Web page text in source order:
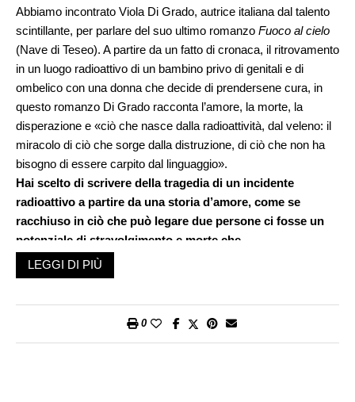
Abbiamo incontrato Viola Di Grado, autrice italiana dal talento
scintillante, per parlare del suo ultimo romanzo Fuoco al cielo
(Nave di Teseo). A partire da un fatto di cronaca, il ritrovamento
in un luogo radioattivo di un bambino privo di genitali e di
ombelico con una donna che decide di prendersene cura, in
questo romanzo Di Grado racconta l’amore, la morte, la
disperazione e «ciò che nasce dalla radioattività, dal veleno: il
miracolo di ciò che sorge dalla distruzione, di ciò che non ha
bisogno di essere carpito dal linguaggio».
Hai scelto di scrivere della tragedia di un incidente
radioattivo a partire da una storia d’amore, come se
racchiuso in ciò che può legare due persone ci fosse un
potenziale di stravolgimento e morte che,
nell’infinitamente piccolo, è della stessa natura di ciò che
avviene con la contaminazione.
Penso che ogni relazione sia in qualche modo una storia
LEGGI DI PIÙ
0